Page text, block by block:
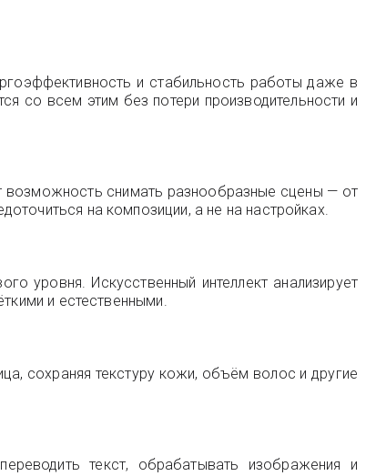
и стабильность работы даже в
со всем этим без потери производительности и
снимать разнообразные сцены — от
на композиции, а не на настройках.
уровня. Искусственный интеллект анализирует
и естественными.
сохраняя текстуру кожи, объём волос и другие
текст, обрабатывать изображения и